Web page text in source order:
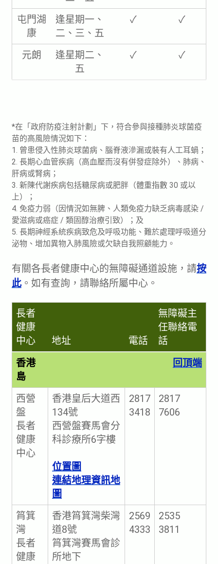
屯門湖
康
逢星期一、
二、三、五
✓ ✓
元朗
逢星期二、
五
✓ ✓
*在「政府防疫注射計劃」下，符合參與接種肺炎球菌疫
苗的高風險情況如下：
1. 曾患侵入性肺炎球菌病、腦脊液滲漏或裝有人工耳蝸；
2. 長期心血管疾病（高血壓而沒有併發症除外）、肺病、
肝病或腎病；
3. 新陳代謝疾病包括糖尿病或肥胖（體重指數 30 或以
上）；
4. 免疫力弱（因情況如無脾、人類免疫力缺乏病毒感染 /
愛滋病或癌症 / 類固醇治療引致）；及
5. 長期神經系統疾病致危及呼吸功能、難於處理呼吸道分
泌物、增加異物入肺風險或欠缺自我照顧能力。
有關各長者健康中心的無障礙通道設施，請按
此。如有查詢，請聯絡所屬中心。
長者
健康
中心
地址 電話
無障礙主
任聯絡電
話
香港
島
回頂端
西營
盤
長者
健康
中心
香港皇后大道西
134號
西營盤賽馬會分
科診療所6字樓
位置圖
連結地理資訊地
圖
2817
3418
2817
7606
筲箕
灣
長者
健康
香港筲箕灣柴灣
道8號
筲箕灣賽馬會診
所地下
2569
4333
2535
3811